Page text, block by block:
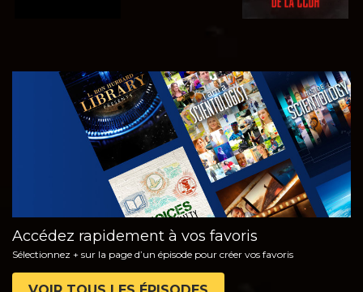
REGARDER
DÉCOUVRIR
LES SÉRIES
Accédez rapidement à vos favoris
Sélectionnez + sur la page d’un épisode pour créer vos favoris